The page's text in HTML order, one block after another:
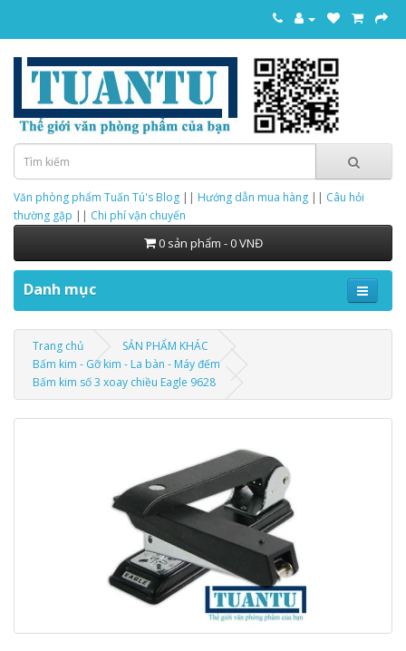
Văn phòng phẩm Tuấn Tú's Blog || Hướng dẫn mua hàng || Câu hỏi
thường gặp || Chi phí vận chuyển
0 sản phẩm - 0 VNĐ
Danh mục
Trang chủ
SẢN PHẨM KHÁC
Bấm kim - Gỡ kim - La bàn - Máy đếm
Bấm kim số 3 xoay chiều Eagle 9628